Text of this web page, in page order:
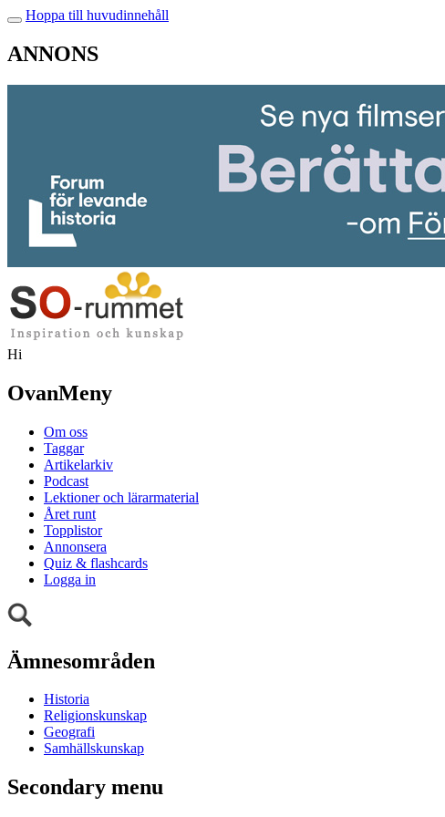
Hoppa till huvudinnehåll
ANNONS
Hi
OvanMeny
Om oss
Taggar
Artikelarkiv
Podcast
Lektioner och lärarmaterial
Året runt
Topplistor
Annonsera
Quiz & flashcards
Logga in
Ämnesområden
Historia
Religionskunskap
Geografi
Samhällskunskap
Secondary menu